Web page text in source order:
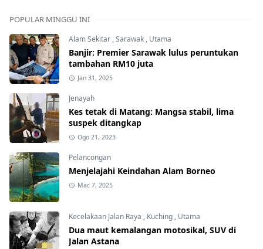
POPULAR MINGGU INI
Alam Sekitar ,Sarawak , Utama
Banjir: Premier Sarawak lulus peruntukan
tambahan RM10 juta
Jan 31, 2025
Jenayah
Kes tetak di Matang: Mangsa stabil, lima
suspek ditangkap
Ogo 21, 2023
Pelancongan
Menjelajahi Keindahan Alam Borneo
Mac 7, 2025
Kecelakaan Jalan Raya , Kuching , Utama
Dua maut kemalangan motosikal, SUV di
Jalan Astana